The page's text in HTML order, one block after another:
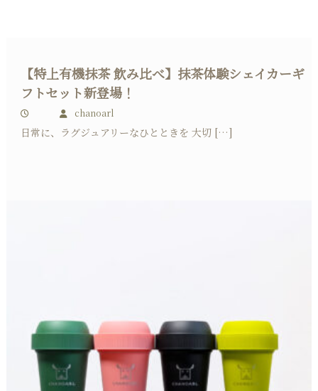
【特上有機抹茶 飲み比べ】抹茶体験シェイカーギ
フトセット新登場！
chanoarl
日常に、ラグジュアリーなひとときを 大切 […]